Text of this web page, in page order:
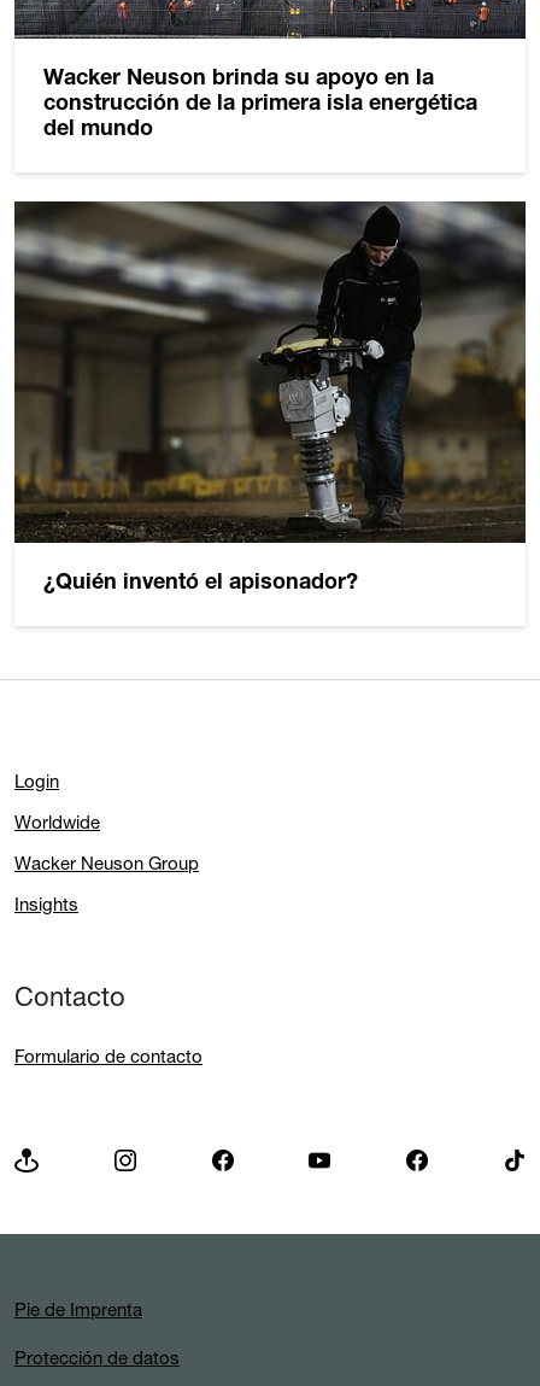
Wacker Neuson brinda su apoyo en la
construcción de la primera isla energética
del mundo
¿Quién inventó el apisonador?
Login
Worldwide
Wacker Neuson Group
Insights
Contacto
Formulario de contacto
Pie de Imprenta
Protección de datos